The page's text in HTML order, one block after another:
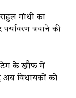
गांधी का
बचाने की
के खौफ में
अब विधायकों को